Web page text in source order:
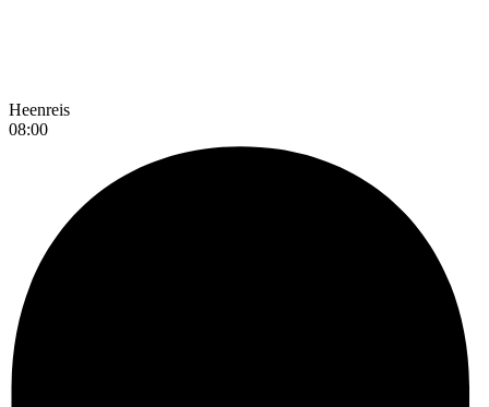
Heenreis
08:00